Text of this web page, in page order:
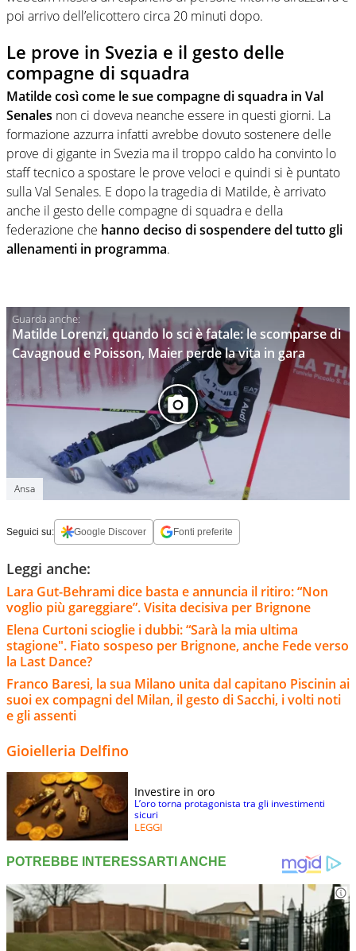
poi arrivo dell’elicottero circa 20 minuti dopo.
Le prove in Svezia e il gesto delle
compagne di squadra
Matilde così come le sue compagne di squadra in Val
Senales non ci doveva neanche essere in questi giorni. La
formazione azzurra infatti avrebbe dovuto sostenere delle
prove di gigante in Svezia ma il troppo caldo ha convinto lo
staff tecnico a spostare le prove veloci e quindi si è puntato
sulla Val Senales. E dopo la tragedia di Matilde, è arrivato
anche il gesto delle compagne di squadra e della
federazione che hanno deciso di sospendere del tutto gli
allenamenti in programma.
Matilde Lorenzi, quando lo sci è fatale: le scomparse di
Cavagnoud e Poisson, Maier perde la vita in gara
Ansa
Seguici su: Google Discover Fonti preferite
Leggi anche:
Lara Gut-Behrami dice basta e annuncia il ritiro: “Non
voglio più gareggiare”. Visita decisiva per Brignone
Elena Curtoni scioglie i dubbi: “Sarà la mia ultima
stagione". Fiato sospeso per Brignone, anche Fede verso
la Last Dance?
Franco Baresi, la sua Milano unita dal capitano Piscinin ai
suoi ex compagni del Milan, il gesto di Sacchi, i volti noti
e gli assenti
Gioielleria Delfino
Investire in oro
L’oro torna protagonista tra gli investimenti
sicuri
LEGGI